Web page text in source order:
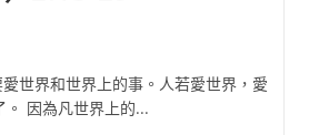
世界和世界上的事。人若愛世界，愛
。 因為凡世界上的...